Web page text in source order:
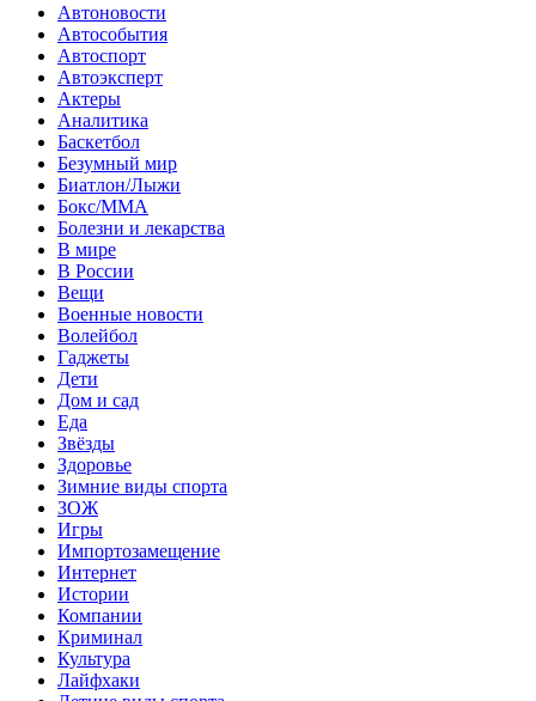
Автоновости
Автособытия
Автоспорт
Автоэксперт
Актеры
Аналитика
Баскетбол
Безумный мир
Биатлон/Лыжи
Бокс/MMA
Болезни и лекарства
В мире
В России
Вещи
Военные новости
Волейбол
Гаджеты
Дети
Дом и сад
Еда
Звёзды
Здоровье
Зимние виды спорта
ЗОЖ
Игры
Импортозамещение
Интернет
Истории
Компании
Криминал
Культура
Лайфхаки